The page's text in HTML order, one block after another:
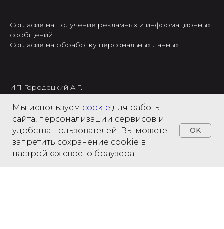
Home Catalog Search
Согласие на получение рекламных и информационных
сообщений
Согласие на обработку персональных данных
ИП Городецкий А.Г.
ИНН: 237301234120
8 495 122 22 49
Мы используем cookie для работы
сайта, персонализации сервисов и
удобства пользователей. Вы можете
запретить сохранение cookie в
настройках своего браузера.
OK